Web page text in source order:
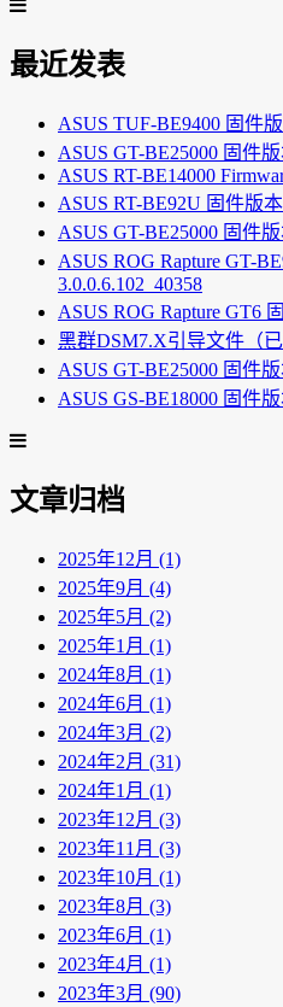
最近发表
ASUS TUF-BE9400 固件
ASUS GT-BE25000 固件版
ASUS RT-BE14000
ASUS RT-BE92U 固件版本
ASUS GT-BE25000 固件
ASUS ROG Rapture GT-
3.0.0.6.102_40358
ASUS ROG Rapture GT6
黑群DSM7.X引导文件（已
ASUS GT-BE25000 固件
ASUS GS-BE18000 固件
文章归档
2025年12月 (1)
2025年9月 (4)
2025年5月 (2)
2025年1月 (1)
2024年8月 (1)
2024年6月 (1)
2024年3月 (2)
2024年2月 (31)
2024年1月 (1)
2023年12月 (3)
2023年11月 (3)
2023年10月 (1)
2023年8月 (3)
2023年6月 (1)
2023年4月 (1)
2023年3月 (90)